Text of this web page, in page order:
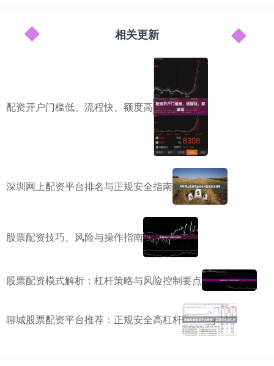
相关更新
配资开户门槛低、流程快、额度高
深圳网上配资平台排名与正规安全指南
股票配资技巧、风险与操作指南
股票配资模式解析：杠杆策略与风险控制要点
聊城股票配资平台推荐：正规安全高杠杆